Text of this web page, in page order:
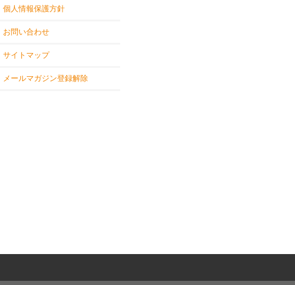
個人情報保護方針
お問い合わせ
サイトマップ
メールマガジン登録解除